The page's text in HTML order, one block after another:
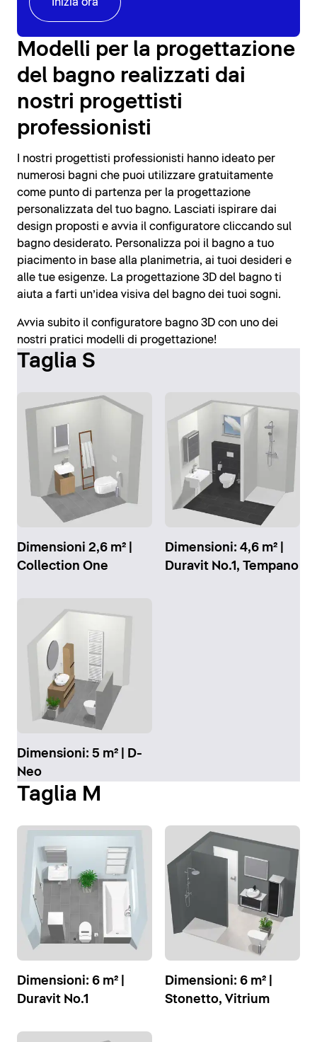
Inizia ora
Modelli per la progettazione
del bagno realizzati dai
nostri progettisti
professionisti
I nostri progettisti professionisti hanno ideato per
numerosi bagni che puoi utilizzare gratuitamente
come punto di partenza per la progettazione
personalizzata del tuo bagno. Lasciati ispirare dai
design proposti e avvia il configuratore cliccando sul
bagno desiderato. Personalizza poi il bagno a tuo
piacimento in base alla planimetria, ai tuoi desideri e
alle tue esigenze. La progettazione 3D del bagno ti
aiuta a farti un’idea visiva del bagno dei tuoi sogni.
Avvia subito il configuratore bagno 3D con uno dei
nostri pratici modelli di progettazione!
Taglia S
Dimensioni 2,6 m² |
Collection One
Dimensioni: 4,6 m² |
Duravit No.1, Tempano
Dimensioni: 5 m² | D-
Neo
Taglia M
Dimensioni: 6 m² |
Duravit No.1
Dimensioni: 6 m² |
Stonetto, Vitrium